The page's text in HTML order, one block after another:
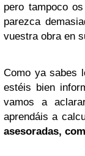
pero tampoco
parezca
vuestra obra en
Como ya sabes
estéis bien
vamos a
aprendáis a
asesoradas,